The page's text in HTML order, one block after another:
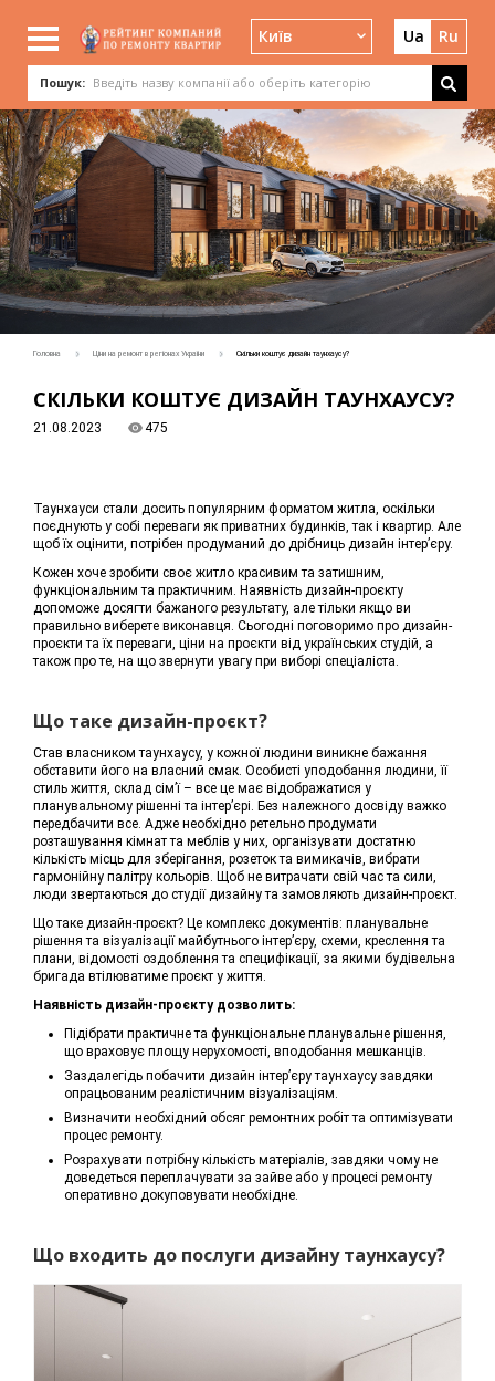
Київ Ua Ru
Пошук:
Головна Ціни на ремонт в регіонах України Скільки коштує дизайн таунхаусу?
СКІЛЬКИ КОШТУЄ ДИЗАЙН ТАУНХАУСУ?
21.08.2023 475
Таунхауси стали досить популярним форматом житла, оскільки
поєднують у собі переваги як приватних будинків, так і квартир. Але
щоб їх оцінити, потрібен продуманий до дрібниць дизайн інтер’єру.
Кожен хоче зробити своє житло красивим та затишним,
функціональним та практичним. Наявність дизайн-проєкту
допоможе досягти бажаного результату, але тільки якщо ви
правильно виберете виконавця. Сьогодні поговоримо про дизайн-
проєкти та їх переваги, ціни на проєкти від українських студій, а
також про те, на що звернути увагу при виборі спеціаліста.
Що таке дизайн-проєкт?
Став власником таунхаусу, у кожної людини виникне бажання
обставити його на власний смак. Особисті уподобання людини, її
стиль життя, склад сім’ї – все це має відображатися у
планувальному рішенні та інтер’єрі. Без належного досвіду важко
передбачити все. Адже необхідно ретельно продумати
розташування кімнат та меблів у них, організувати достатню
кількість місць для зберігання, розеток та вимикачів, вибрати
гармонійну палітру кольорів. Щоб не витрачати свій час та сили,
люди звертаються до студії дизайну та замовляють дизайн-проєкт.
Що таке дизайн-проєкт? Це комплекс документів: планувальне
рішення та візуалізації майбутнього інтер’єру, схеми, креслення та
плани, відомості оздоблення та специфікації, за якими будівельна
бригада втілюватиме проєкт у життя.
Наявність дизайн-проєкту дозволить:
Підібрати практичне та функціональне планувальне рішення,
що враховує площу нерухомості, вподобання мешканців.
Заздалегідь побачити дизайн інтер’єру таунхаусу завдяки
опрацьованим реалістичним візуалізаціям.
Визначити необхідний обсяг ремонтних робіт та оптимізувати
процес ремонту.
Розрахувати потрібну кількість матеріалів, завдяки чому не
доведеться переплачувати за зайве або у процесі ремонту
оперативно докуповувати необхідне.
Що входить до послуги дизайну таунхаусу?